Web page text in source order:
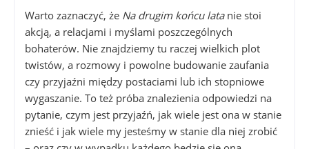
Warto zaznaczyć, że Na drugim końcu latanie stoi
akcją, a relacjami i myślami poszczególnych
bohaterów. Nie znajdziemy tu raczej wielkich plot
twistów, a rozmowy i powolne budowanie zaufania
czy przyjaźni między postaciami lub ich stopniowe
wygaszanie. To też próba znalezienia odpowiedzi na
pytanie, czym jest przyjaźń, jak wiele jest ona w stanie
znieść i jak wiele my jesteśmy w stanie dla niej zrobić